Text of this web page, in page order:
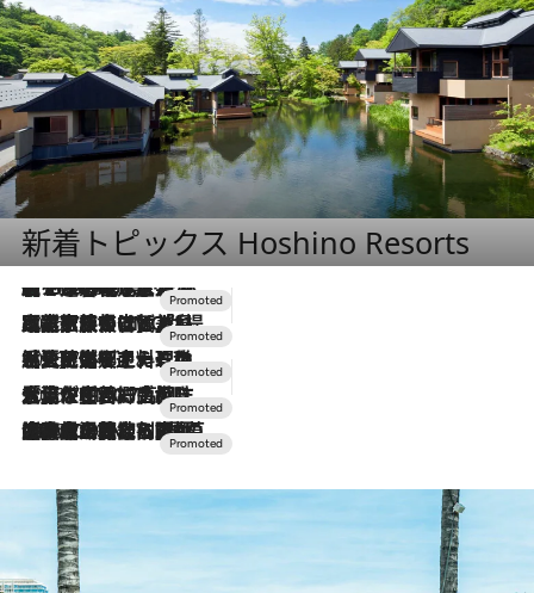
新着トピックス Hoshino Resorts
2026.8.7
【トンボの足水浴】ヒノキの香りに包まれて涼感マックス！約13℃の湧水かけ流しを避暑地「星野温泉 トンボの湯」で体験
2026.7.31
【ホテル帰省】という選択肢をOMOが提案。家族とほどよい距離を保つには「昼は実家、夜は気兼ねなくホテルで！」
2026.7.24
【夏限定ディナーコース】旬を迎える稚鮎や花ズッキーニなどをイタリア・トスカーナの郷土料理の手法で満喫！
2026.7.17
「土佐和ハーブかき氷」がOMO7高知に登場！生姜、山椒、大葉など目にも舌にも涼を呼ぶ郷土の味
2026.7.10
NEW OPEN！【界 草津】名湯の地に誕生。趣の異なる2種の温泉と上州ならではの会席・蕎麦割烹など美食を味わう究極の癒やし旅